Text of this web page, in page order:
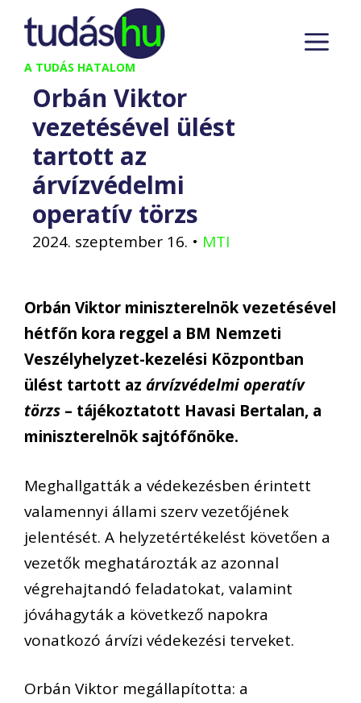
Kilépés
tartalomba
A TUDÁS HATALOM
Orbán Viktor
vezetésével ülést
tartott az
árvízvédelmi
operatív törzs
2024. szeptember 16. • MTI
Orbán Viktor miniszterelnök vezetésével
hétfőn kora reggel a BM Nemzeti
Veszélyhelyzet-kezelési Központban
ülést tartott az árvízvédelmi operatív
törzs – tájékoztatott Havasi Bertalan, a
miniszterelnök sajtófőnöke.
Meghallgatták a védekezésben érintett
valamennyi állami szerv vezetőjének
jelentését. A helyzetértékelést követően a
vezetők meghatározták az azonnal
végrehajtandó feladatokat, valamint
jóváhagyták a következő napokra
vonatkozó árvízi védekezési terveket.
Orbán Viktor megállapította: a